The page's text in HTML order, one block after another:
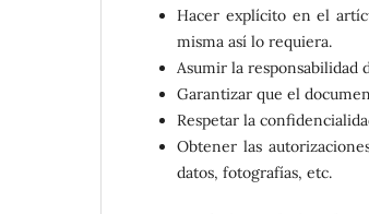
Hacer explícito en el
misma así lo requiera.
Asumir la responsabilidad
Garantizar que el
Respetar la
Obtener las
datos, fotografías, etc.